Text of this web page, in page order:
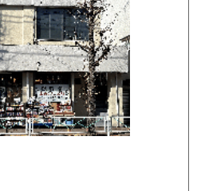
愛媛県
福岡県
長崎県
大分県
営業しております。
す。
前にお問合せ下さい。★★